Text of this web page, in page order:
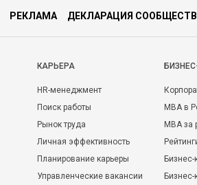
РЕКЛАМА ДЕКЛАРАЦИЯ
КАРЬЕРА
HR-менеджмент
Поиск работы
Рынок труда
Личная эффективность
Планирование карьеры
Управленческие вакансии
MBA в
MBA
Бизнес-